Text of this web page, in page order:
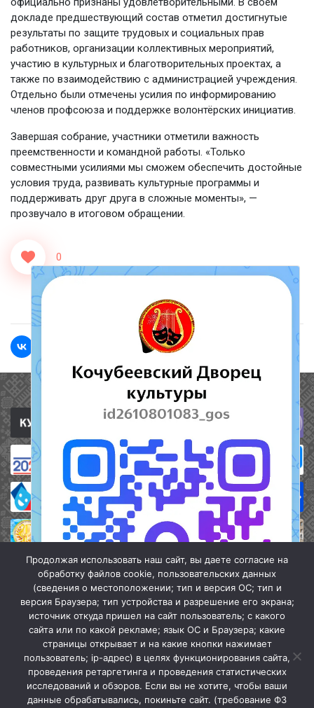
Мы в МАХ
докладе предшествующий состав отметил достигнутые
результаты по защите трудовых и социальных прав
работников, организации коллективных мероприятий,
участию в культурных и благотворительных проектах, а
также по взаимодействию с администрацией учреждения.
Отдельно были отмечены усилия по информированию
членов профсоюза и поддержке волонтёрских инициатив.
Завершая собрание, участники отметили важность
преемственности и командной работы. «Только
совместными усилиями мы сможем обеспечить достойные
условия труда, развивать культурные программы и
поддерживать друг друга в сложные моменты», —
прозвучало в итоговом обращении.
0
Полезные ссылки
«Кочубеевская централизованная клубная система» © 2026
Продолжая использовать наш сайт, вы даете согласие на
обработку файлов cookie, пользовательских данных
(сведения о местоположении; тип и версия ОС; тип и
версия Браузера; тип устройства и разрешение его экрана;
источник откуда пришел на сайт пользователь; с какого
сайта или по какой рекламе; язык ОС и Браузера; какие
страницы открывает и на какие кнопки нажимает
пользователь; ip-адрес) в целях функционирования сайта,
проведения ретаргетинга и проведения статистических
исследований и обзоров. Если вы не хотите, чтобы ваши
данные обрабатывались, покиньте сайт. (требование ФЗ